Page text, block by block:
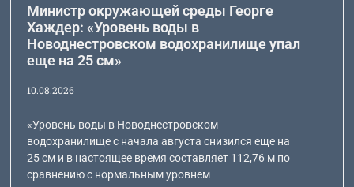
Министр окружающей среды Георге
Хаждер: «Уровень воды в
Новоднестровском водохранилище упал
еще на 25 см»
10.08.2026
«Уровень воды в Новоднестровском
водохранилище с начала августа снизился еще на
25 см и в настоящее время составляет 112,76 м по
сравнению с нормальным уровнем